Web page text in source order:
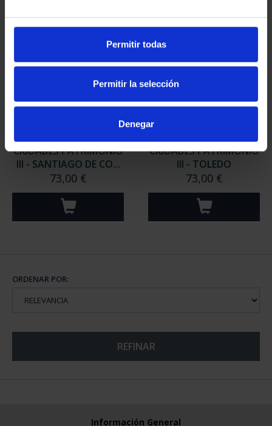
Permitir todas
Permitir la selección
Denegar
CIUDADES PATRIMONIO
III - SANTIAGO DE CO...
73,00 €
CIUDADES PATRIMONIO
III - TOLEDO
73,00 €
ORDENAR POR:
REFINAR
Información General